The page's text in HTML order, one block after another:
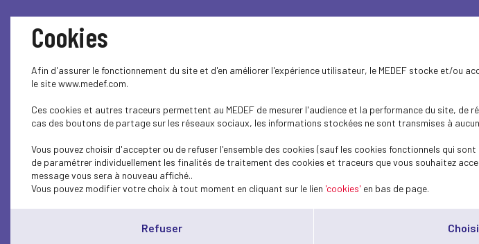
Le Smic sera
2022 en raison de
l’arrêté
L’arrêté du 19 avril 2022 relatif au relèvement du salaire minimum de croissance
Cookies
Afin d'assurer le fonctionnement du site et d'en améliorer l'expérience utilisateur, le MEDEF stocke et/
le site www.medef.com.
Ces cookies et autres traceurs permettent au MEDEF de mesurer l'audience et la performance du site,
cas des boutons de partage sur les réseaux sociaux, les informations stockées ne sont transmises à
Vous pouvez choisir d'accepter ou de refuser l'ensemble des cookies (sauf les cookies fonctionnels qui
de paramétrer individuellement les finalités de traitement des cookies et traceurs que vous souhaitez
message vous sera à nouveau affiché..
Vous pouvez modifier votre choix à tout moment en cliquant sur le lien 'cookies' en bas de page.
Refuser